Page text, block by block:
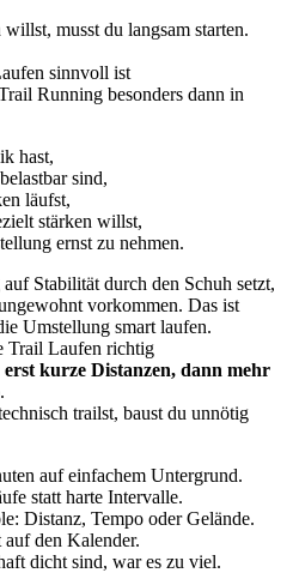
musst du langsam starten.
sinnvoll ist
Running besonders dann in
hast,
sind,
läufst,
stärken willst,
ernst zu nehmen.
Stabilität durch den Schuh setzt,
vorkommen. Das ist
Umstellung smart laufen.
Trail Laufen richtig
erst kurze Distanzen, dann mehr
.
trailst, baust du unnötig
auf einfachem Untergrund.
statt harte Intervalle.
Distanz, Tempo oder Gelände.
den Kalender.
dicht sind, war es zu viel.